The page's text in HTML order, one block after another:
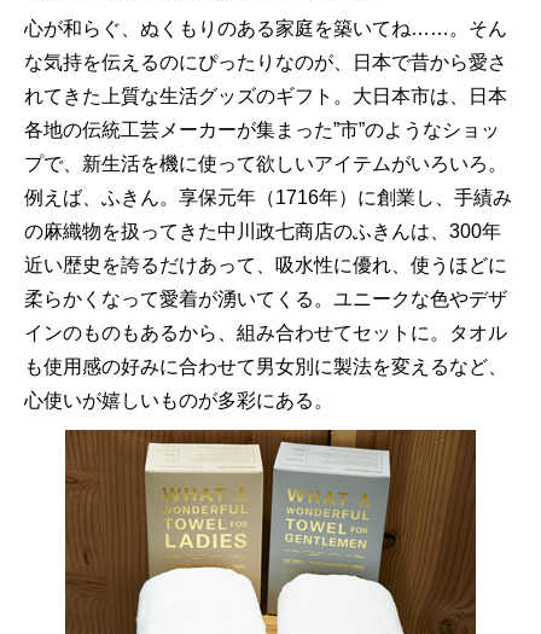
心が和らぐ、ぬくもりのある家庭を築いてね……。そん
な気持を伝えるのにぴったりなのが、日本で昔から愛さ
れてきた上質な生活グッズのギフト。大日本市は、日本
各地の伝統工芸メーカーが集まった”市”のようなショッ
プで、新生活を機に使って欲しいアイテムがいろいろ。
例えば、ふきん。享保元年（1716年）に創業し、手績み
の麻織物を扱ってきた中川政七商店のふきんは、300年
近い歴史を誇るだけあって、吸水性に優れ、使うほどに
柔らかくなって愛着が湧いてくる。ユニークな色やデザ
インのものもあるから、組み合わせてセットに。タオル
も使用感の好みに合わせて男女別に製法を変えるなど、
心使いが嬉しいものが多彩にある。